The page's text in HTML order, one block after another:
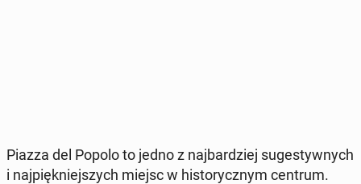
Piazza del Popolo to jedno z naj­bar­dziej su­ge­styw­nych
i naj­pięk­niej­szych miejsc w hi­sto­rycz­nym centrum.